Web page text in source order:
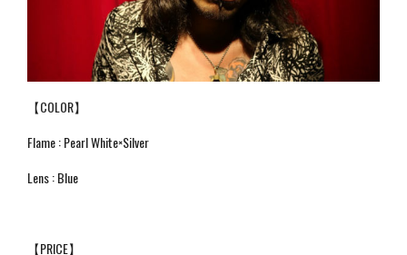
【COLOR】
Flame : Pearl White×Silver
Lens : Blue
【PRICE】